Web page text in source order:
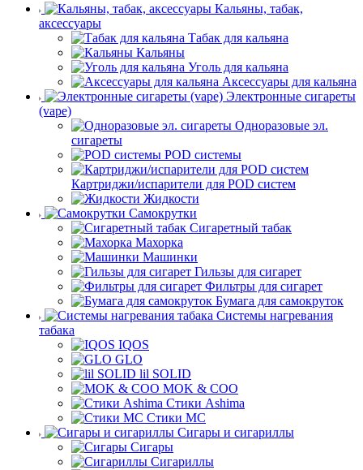
Кальяны, табак,
аксессуары
Табак для кальяна
Кальяны
Уголь для кальяна
Аксессуары для кальяна
Электронные сигареты
(vape)
Одноразовые эл.
сигареты
POD системы
Картриджи/испарители для POD систем
Жидкости
Самокрутки
Сигаретный табак
Махорка
Машинки
Гильзы для сигарет
Фильтры для сигарет
Бумага для самокруток
Системы нагревания
табака
IQOS
GLO
lil SOLID
MOK & COO
Стики Ashima
Стики MC
Сигары и сигариллы
Сигары
Сигариллы